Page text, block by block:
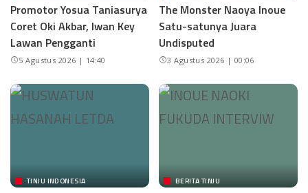
Promotor Yosua Taniasurya
Coret Oki Akbar, Iwan Key
Lawan Pengganti
5 Agustus 2026 | 14:40
The Monster Naoya Inoue
Satu-satunya Juara
Undisputed
3 Agustus 2026 | 00:06
TINJU INDONESIA BERITA TINJU